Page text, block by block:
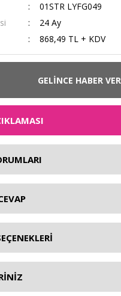
01STR LYFG049
24 Ay
868,49 TL + KDV
GELİNCE HABER VER